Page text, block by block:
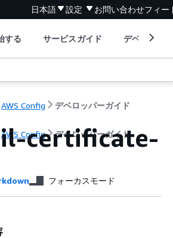
日本語 設定 お問い合わせフィー
する サービスガイド デベロッパ
AWS Config デベロッパーガイド
AWS Config デベロッパーガイド
certificate-
フォーカスモード